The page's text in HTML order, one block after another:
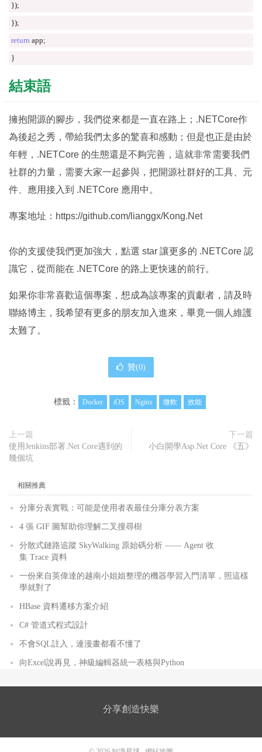
});
});
return app;
}
結束語
擁抱開源的腳步，我們從來都是一直在路上；.NETCore作
為後起之秀，帶給我們太多的驚喜和感動；但是也正是由於
年輕，.NETCore 的生態還是不夠完善，這就非常需要我們
社群的力量，需要大家一起參與，把開源社群好的工具、元
件、應用接入到 .NETCore 應用中。
專案地址：https://github.com/lianggx/Kong.Net
你的支援使我們更加強大，點選 star 讓更多的 .NETCore 認
識它，從而能在 .NETCore 的路上更快速的前行。
如果你非常喜歡這個專案，想成為該專案的貢獻者，請及時
聯絡博主，我希望有更多的朋友加入進來，畢竟一個人維護
太難了。
贊(0)
標籤： Docker iOS Nginx 微軟 效能
上一篇
使用Jenkins部署.Net Core遇到的
幾個坑
下一篇
小白開學Asp.Net Core 《五》
相關推薦
分庫分表實戰：可能是使用者表最佳分庫分表方案
4 張 GIF 圖幫助你理解二叉搜尋樹
分散式鏈路追蹤 SkyWalking 原始碼分析 —— Agent 收
集 Trace 資料
一份來自英偉達的越南小姐姐整理的機器學習入門清單，照這樣
學就對了
HBase 資料遷移方案介紹
C# 管道式程式設計
不會SQL註入，連漫畫都看不懂了
向Excel說再見，神級編輯器統一表格與Python
分享創造快樂